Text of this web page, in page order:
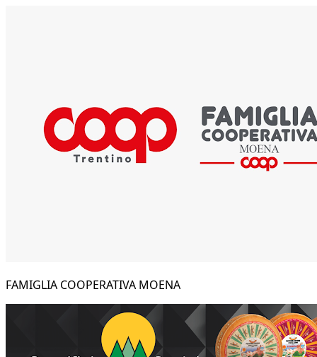
FAMIGLIA COOPERATIVA MOENA